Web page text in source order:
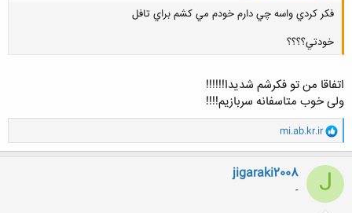
فكر كردي واسه چي دارم خودم مي كشم براي تافل
خودتي؟؟؟؟
کلیک کنید تا باز شود...
اتفاقا من تو فکرشم شدیدا!!!!!!
ولی خوب متاسفانه سربازیم!!!!
و
ا
ک
ن
ه
ا
mi.ab.kr.ir
J
jigaraki2008
-